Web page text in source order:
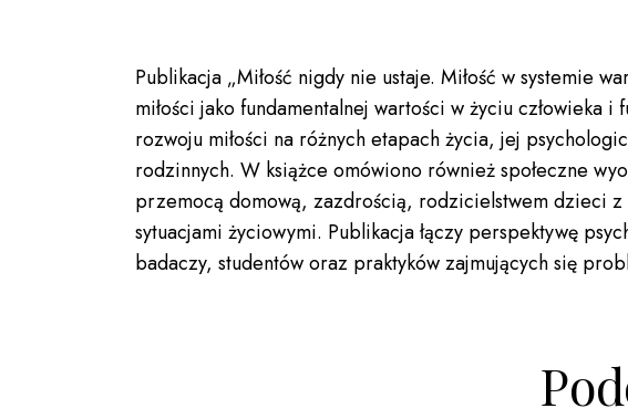
Publikacja „Miłość nigdy nie ustaje. Miłość w systemie
miłości jako fundamentalnej wartości w życiu człowieka
rozwoju miłości na różnych etapach życia, jej
rodzinnych. W książce omówiono również społeczne
przemocą domową, zazdrością, rodzicielstwem dzieci
sytuacjami życiowymi. Publikacja łączy perspektywę
badaczy, studentów oraz praktyków zajmujących się